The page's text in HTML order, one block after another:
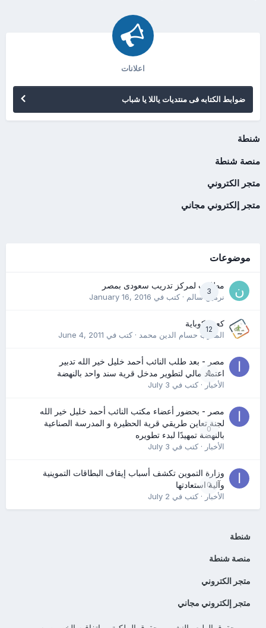
اعلانات
ضوابط الكتابه فى منتديات ياللا يا شباب
شنطة
منصة شنطة
متجر الكتروني
متجر إلكتروني مجاني
موضوعات
3
مطلوب لمركز تدريب سعودى بمصر
نرمين سالم· كتب في January 16, 2016
12
كعب كوباية
المدرب حسام الدين محمد· كتب في June 4, 2011
0
مصر - بعد طلب النائب أحمد خليل خير الله تدبير
اعتماد مالي لتطوير مدخل قرية سند واحد بالنهضة
الأخبار· كتب في July 3
0
مصر - بحضور أعضاء مكتب النائب أحمد خليل خير الله
لجنة تعاين طريقي قرية الحظيرة و المدرسة الصناعية
بالنهضة تمهيدًا لبدء تطويره
الأخبار· كتب في July 3
0
وزارة التموين تكشف أسباب إيقاف البطاقات التموينية
وآلية استعادتها
الأخبار· كتب في July 2
شنطة
منصة شنطة
متجر الكتروني
متجر إلكتروني مجاني